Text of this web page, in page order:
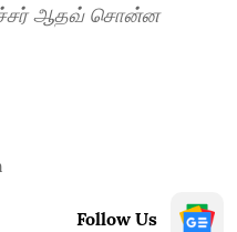
ஆதவ் சொன்ன
Follow Us